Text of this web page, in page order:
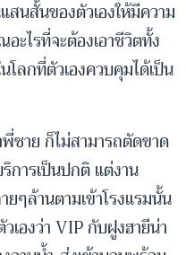
นสั้นของตัวเองให้มีความ
ะไรที่จะต้องเอาชีวิตทั้ง
โลกที่ตัวเองควบคุมได้เป็น
ชาย ก็ไม่สามารถตัดขาด
การเป็นปกติ แต่งาน
ยๆล้านตามเข้าโรงแรมนั้น
เองว่า VIP กับฝูงฮายีน่า